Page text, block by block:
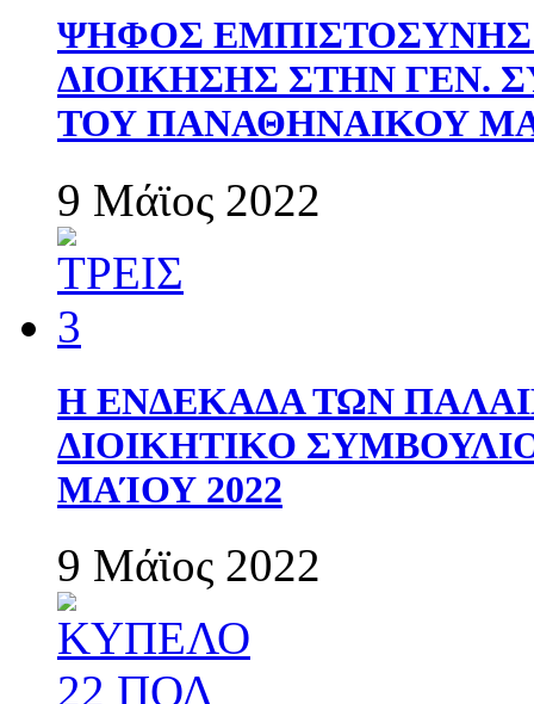
ΨΗΦΟΣ
ΔΙΟΙΚΗΣΗΣ ΣΤΗΝ ΓΕΝ.
ΤΟΥ ΠΑΝΑΘΗΝΑΙΚΟΥ
9 Μάϊος 2022
Η ΕΝΔΕΚΑΔΑ ΤΩΝ
ΔΙΟΙΚΗΤΙΚΟ
ΜΑΊΟΥ 2022
9 Μάϊος 2022